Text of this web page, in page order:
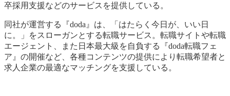
卒採用支援などのサービスを提供している。
同社が運営する『doda』は、「はたらく今日が、いい日
に。」をスローガンとする転職サービス。転職サイトや転職
エージェント、また日本最大級を自負する『doda転職フェ
ア』の開催など、各種コンテンツの提供により転職希望者と
求人企業の最適なマッチングを支援している。